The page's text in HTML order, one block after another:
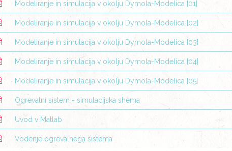
Modeliranje in simulacija v okolju Dymola-Modelica [01]
Modeliranje in simulacija v okolju Dymola-Modelica [02]
Modeliranje in simulacija v okolju Dymola-Modelica [03]
Modeliranje in simulacija v okolju Dymola-Modelica [04]
Modeliranje in simulacija v okolju Dymola-Modelica [05]
Ogrevalni sistem - simulacijska shema
Uvod v Matlab
Vodenje ogrevalnega sistema